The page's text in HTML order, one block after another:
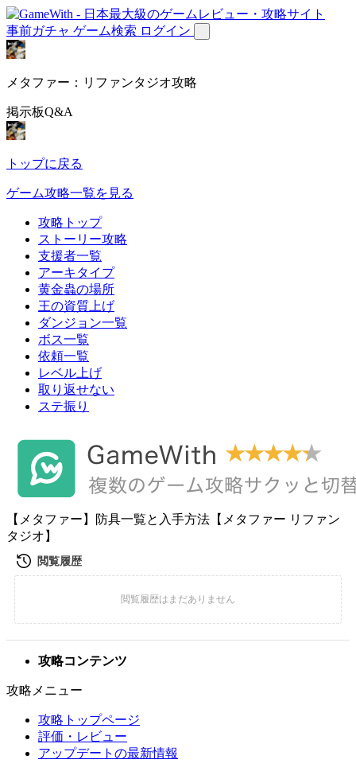
事前ガチャ ゲーム検索 ログイン
メタファー：リファンタジオ攻略
掲示板Q&A
トップに戻る
ゲーム攻略一覧を見る
攻略トップ
ストーリー攻略
支援者一覧
アーキタイプ
黄金蟲の場所
王の資質上げ
ダンジョン一覧
ボス一覧
依頼一覧
レベル上げ
取り返せない
ステ振り
【メタファー】防具一覧と入手方法【メタファー リファン
タジオ】
攻略コンテンツ
攻略メニュー
攻略トップページ
評価・レビュー
アップデートの最新情報